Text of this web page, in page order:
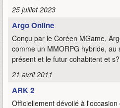
25 juillet 2023
Argo Online
Conçu par le Coréen MGame,
comme un MMORPG hybride, au
présent et le futur cohabitent et
21 avril 2011
ARK 2
Officiellement dévoilé à